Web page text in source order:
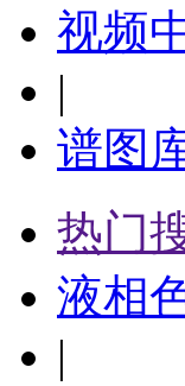
视频
|
谱图
热门
液相
|